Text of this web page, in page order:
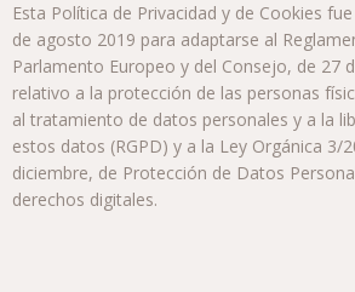
Esta Política de Privacidad y de Cookies
de agosto 2019 para adaptarse al
Parlamento Europeo y del Consejo, de 27
relativo a la protección de las personas
al tratamiento de datos personales y a la
estos datos (RGPD) y a la Ley Orgánica 3/
diciembre, de Protección de Datos
derechos digitales.